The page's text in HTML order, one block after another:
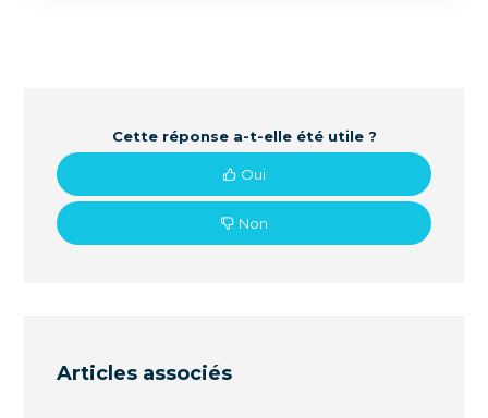
Cette réponse a-t-elle été utile ?
Oui
Non
Articles associés